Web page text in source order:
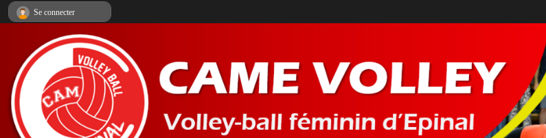
Se connecter
Panneau de gestion des cookies